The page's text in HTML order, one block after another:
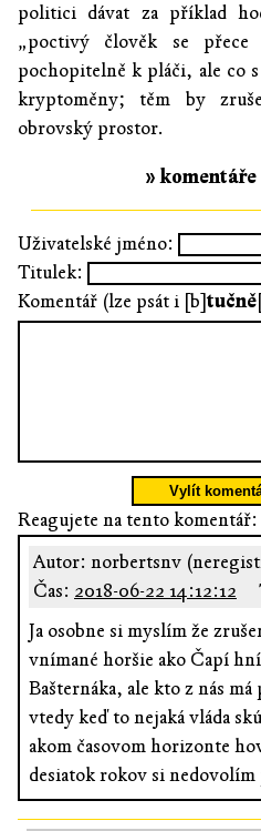
politici dávat za příklad
„poctivý člověk se
pochopitelně k pláči, ale co
kryptoměny; těm by
obrovský prostor.
» komentáře
Uživatelské jméno:
Titulek:
Komentář (lze psát i [b]tučně
Vylít
Reagujete na tento komentář:
Autor: norbertsnv
Čas: 2018-06-22 14:12:12
Ja osobne si myslím že
vnímané horšie ako Čapí
Bašternáka, ale kto z nás má
vtedy keď to nejaká vláda
akom časovom horizonte
desiatok rokov si